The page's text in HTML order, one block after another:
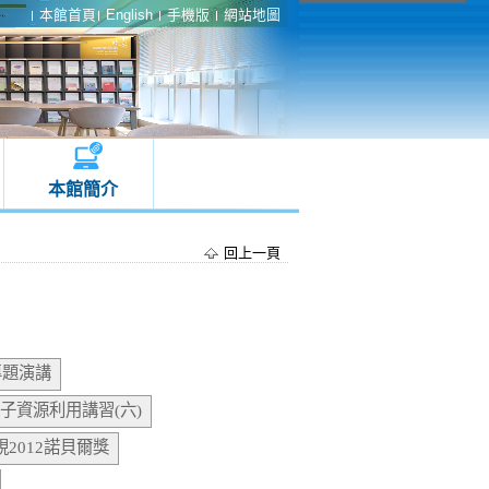
本館首頁 English 手機版 網站地圖
本館簡介
回上一頁
演講
資源利用講習(六)
2012諾貝爾獎